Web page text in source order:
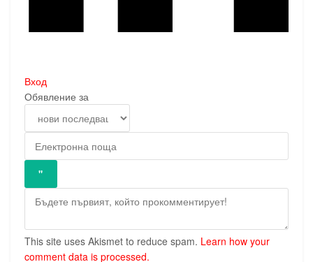
Вход
Обявление за
This site uses Akismet to reduce spam. Learn how your
comment data is processed.